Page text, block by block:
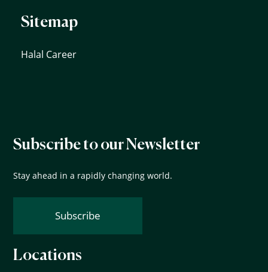
Sitemap
Halal Career
Subscribe to our Newsletter
Stay ahead in a rapidly changing world.
Subscribe
Locations